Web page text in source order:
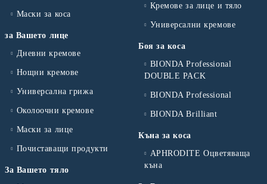
Маски за коса
за Вашето лице
Дневни кремове
Нощни кремове
Универсална грижа
Околоочни кремове
Маски за лице
Почиставащи продукти
За Вашето тяло
Кремове за лице и тяло
Универсални кремове
Боя за коса
BIONDA Professional
DOUBLE PACK
BIONDA Professional
BIONDA Brilliant
Къна за коса
APHRODITE Оцветяваща
къна